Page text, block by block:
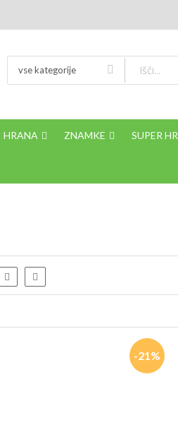
vse kategorije
HRANA ZNAMKE SUPER
Seznam
-21%